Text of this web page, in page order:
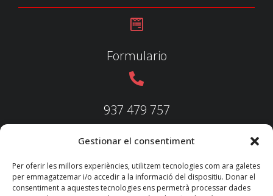
Gestionar el consentiment
Per oferir les millors experiències, utilitzem tecnologies com ara galetes
per emmagatzemar i/o accedir a la informació del dispositiu. Donar el
consentiment a aquestes tecnologies ens permetrà processar dades
Formulario
937 479 757
937 479 758